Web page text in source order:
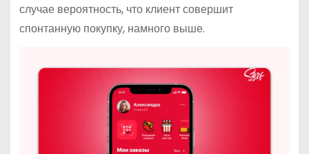
случае вероятность, что клиент совершит
спонтанную покупку, намного выше.